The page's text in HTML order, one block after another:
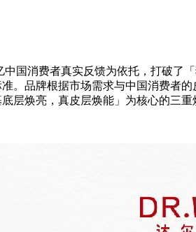
国消费者真实反馈为依托，打破
。品牌根据市场需求与中国消费者
层焕亮，真皮层焕能」为核心的三